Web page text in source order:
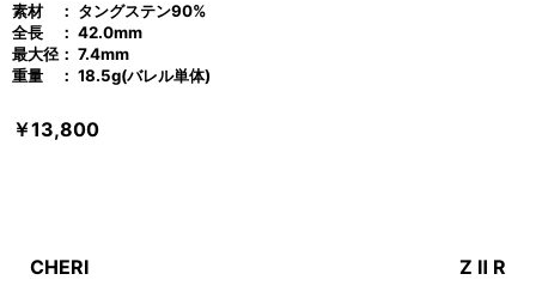
素材 ： タングステン90%
全長 ： 42.0mm
最大径： 7.4mm
重量 ： 18.5g(バレル単体)
￥13,800
CHERI Z Ⅱ R